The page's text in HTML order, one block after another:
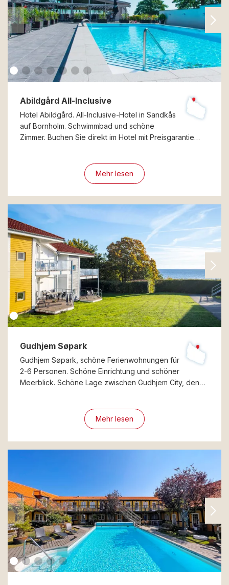
Abildgård All-Inclusive
Hotel Abildgård. All-Inclusive-Hotel in Sandkås
auf Bornholm. Schwimmbad und schöne
Zimmer. Buchen Sie direkt im Hotel mit Preisgarantie…
Mehr lesen
Gudhjem Søpark
Gudhjem Søpark, schöne Ferienwohnungen für
2-6 Personen. Schöne Einrichtung und schöner
Meerblick. Schöne Lage zwischen Gudhjem City, den…
Mehr lesen